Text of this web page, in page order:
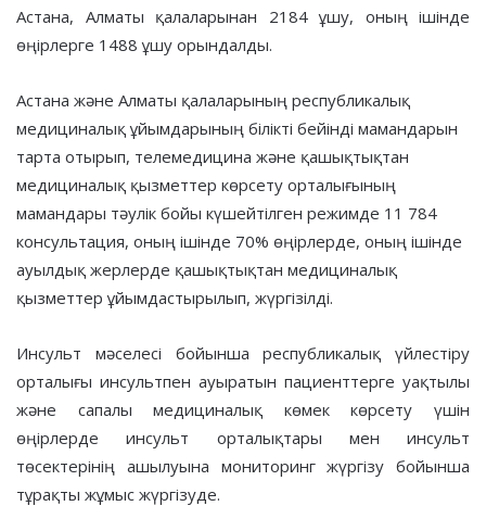
Астана, Алматы қалаларынан 2184 ұшу, оның ішінде
өңірлерге 1488 ұшу орындалды.
Астана және Алматы қалаларының республикалық
медициналық ұйымдарының білікті бейінді мамандарын
тарта отырып, телемедицина және қашықтықтан
медициналық қызметтер көрсету орталығының
мамандары тәулік бойы күшейтілген режимде 11 784
консультация, оның ішінде 70% өңірлерде, оның ішінде
ауылдық жерлерде қашықтықтан медициналық
қызметтер ұйымдастырылып, жүргізілді.
Инсульт мәселесі бойынша республикалық үйлестіру
орталығы инсультпен ауыратын пациенттерге уақтылы
және сапалы медициналық көмек көрсету үшін
өңірлерде инсульт орталықтары мен инсульт
төсектерінің ашылуына мониторинг жүргізу бойынша
тұрақты жұмыс жүргізуде.